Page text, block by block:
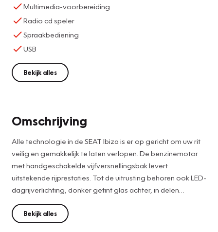
Multimedia-voorbereiding
Radio cd speler
Spraakbediening
USB
Bekijk alles
Omschrijving
Alle technologie in de SEAT Ibiza is er op gericht om uw rit
veilig en gemakkelijk te laten verlopen. De benzinemotor
met handgeschakelde vijfversnellingsbak levert
uitstekende rijprestaties. Tot de uitrusting behoren ook LED-
dagrijverlichting, donker getint glas achter, in delen
neerklapbare achterbank en LED-achterlichten.
Alles vrij achter? De achteruitrijcamera laat het meteen
Bekijk alles